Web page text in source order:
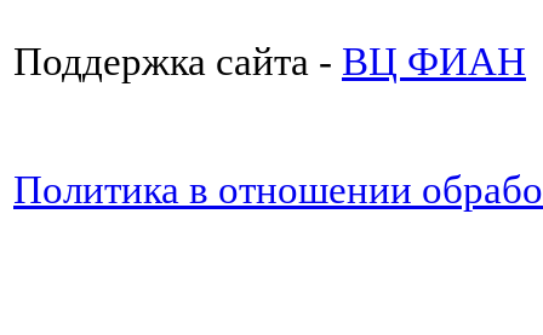
Поддержка сайта - ВЦ ФИАН
Политика в отношении